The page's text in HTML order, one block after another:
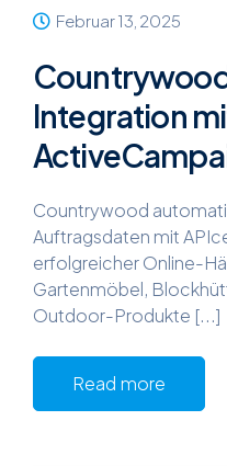
Februar 13, 2025
Integration
Countrywood
Auftragsdaten mit
erfolgreicher Online-
Gartenmöbel,
Outdoor-Produkte [...]
Read more